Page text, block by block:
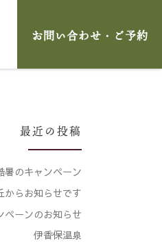
お問い合わせ・ご予約
最近の投稿
暑のキャンペーン
からお知らせです
ペーンのお知らせ
伊香保温泉